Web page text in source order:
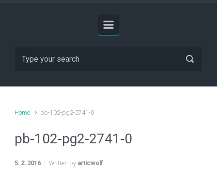
Home pb-102-pg2-2741-0
pb-102-pg2-2741-0
5. 2. 2016 Written by articwolf